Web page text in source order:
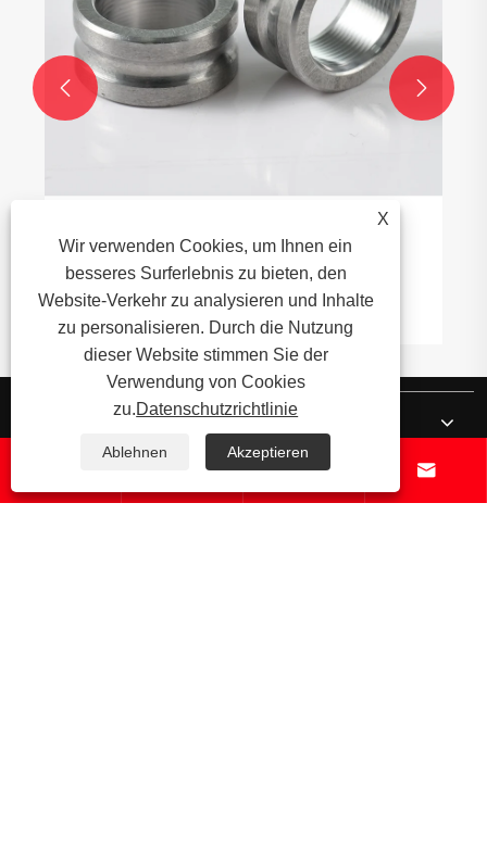
Wie stark beeinflusst Feuchtigkeit die
Lebensdauer von Lagerzubehör?
Mehr sehen >>
 
Produkte
 
X
Wir verwenden Cookies, um Ihnen ein
besseres Surferlebnis zu bieten, den
Website-Verkehr zu analysieren und Inhalte
zu personalisieren. Durch die Nutzung
dieser Website stimmen Sie der
Verwendung von Cookies
zu.Datenschutzrichtlinie
Ablehnen Akzeptieren